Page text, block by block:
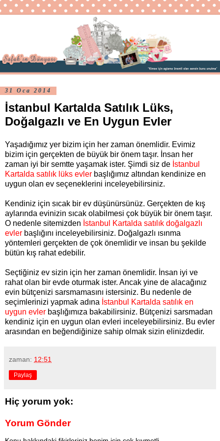
31 Oca 2014
İstanbul Kartalda Satılık Lüks,
Doğalgazlı ve En Uygun Evler
Yaşadığımız yer bizim için her zaman önemlidir. Evimiz
bizim için gerçekten de büyük bir önem taşır. İnsan her
zaman iyi bir semtte yaşamak ister. Şimdi siz de İstanbul
Kartalda satılık lüks evler başlığımız altından kendinize en
uygun olan ev seçeneklerini inceleyebilirsiniz.
Kendiniz için sıcak bir ev düşünürsünüz. Gerçekten de kış
aylarında evinizin sıcak olabilmesi çok büyük bir önem taşır.
O nedenle sitemizden İstanbul Kartalda satılık doğalgazlı
evler başlığını inceleyebilirsiniz. Doğalgazlı ısınma
yöntemleri gerçekten de çok önemlidir ve insan bu şekilde
bütün kış rahat edebilir.
Seçtiğiniz ev sizin için her zaman önemlidir. İnsan iyi ve
rahat olan bir evde oturmak ister. Ancak yine de alacağınız
evin bütçenizi sarsmamasını istersiniz. Bu nedenle de
seçimlerinizi yapmak adına İstanbul Kartalda satılık en
uygun evler başlığımıza bakabilirsiniz. Bütçenizi sarsmadan
kendiniz için en uygun olan evleri inceleyebilirsiniz. Bu evler
arasından en beğendiğinize sahip olmak sizin elinizdedir.
zaman: 12:51
Paylaş
Hiç yorum yok:
Yorum Gönder